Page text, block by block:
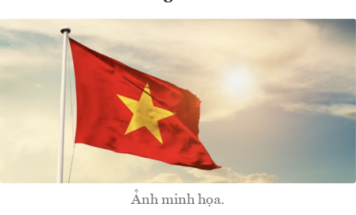
Ảnh minh họa.